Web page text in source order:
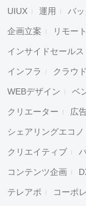
UIUX 運用 バ
企画立案 リモー
インサイドセールス
インフラ クラウド
WEBデザイン ベ
クリエーター 広
シェアリングエコノ
クリエイティブ
コンテンツ企画
テレアポ コーポ